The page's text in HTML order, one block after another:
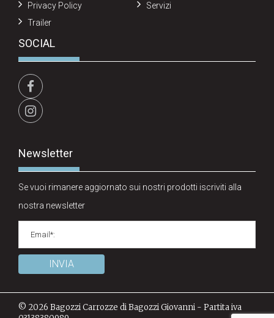
Privacy Policy
Servizi
Trailer
SOCIAL
Newsletter
Se vuoi rimanere aggiornato sui nostri prodotti iscriviti alla
nostra newsletter
© 2026 Bagozzi Carrozze di Bagozzi Giovanni - Partita iva